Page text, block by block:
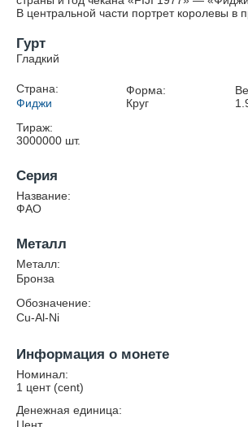
В центральной части портрет королевы в
Гурт
Гладкий
Страна:
Фиджи
Форма:
Круг
Тираж:
3000000 шт.
Серия
Название:
ФАО
Металл
Металл:
Бронза
Обозначение:
Cu-Al-Ni
Информация о монете
Номинал:
1 цент (cent)
Денежная единица: